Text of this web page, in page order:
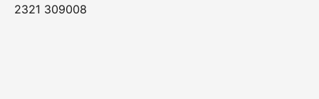
2321 309008